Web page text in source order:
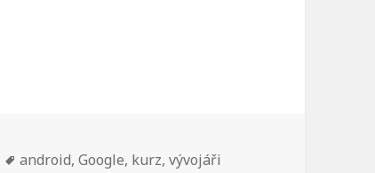
Štítky:
android,Google, kurz,vývojáři